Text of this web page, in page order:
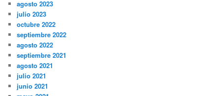
agosto 2023
julio 2023
octubre 2022
septiembre 2022
agosto 2022
septiembre 2021
agosto 2021
julio 2021
junio 2021